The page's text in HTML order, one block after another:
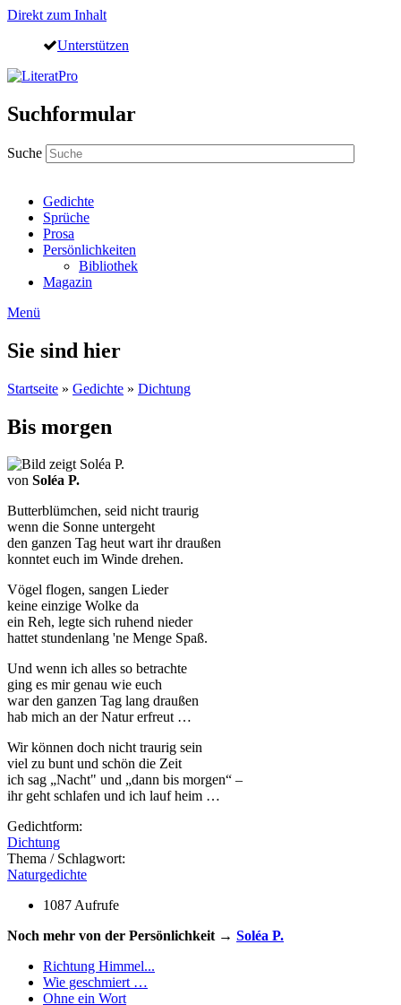
Direkt zum Inhalt
Unterstützen
Suchformular
Suche
Gedichte
Sprüche
Prosa
Persönlichkeiten
Bibliothek
Magazin
Menü
Sie sind hier
Startseite » Gedichte » Dichtung
Bis morgen
von Soléa P.
Butterblümchen, seid nicht traurig
wenn die Sonne untergeht
den ganzen Tag heut wart ihr draußen
konntet euch im Winde drehen.
Vögel flogen, sangen Lieder
keine einzige Wolke da
ein Reh, legte sich ruhend nieder
hattet stundenlang 'ne Menge Spaß.
Und wenn ich alles so betrachte
ging es mir genau wie euch
war den ganzen Tag lang draußen
hab mich an der Natur erfreut …
Wir können doch nicht traurig sein
viel zu bunt und schön die Zeit
ich sag „Nacht" und „dann bis morgen“ –
ihr geht schlafen und ich lauf heim …
Gedichtform:
Dichtung
Thema / Schlagwort:
Naturgedichte
1087 Aufrufe
Noch mehr von der Persönlichkeit → Soléa P.
Richtung Himmel...
Wie geschmiert …
Ohne ein Wort